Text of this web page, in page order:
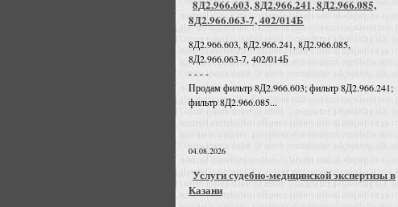
8Д2.966.603, 8Д2.966.241, 8Д2.966.085,
8Д2.966.063-7, 402/014Б
8Д2.966.603, 8Д2.966.241, 8Д2.966.085,
8Д2.966.063-7, 402/014Б
- - - -
Продам фильтр 8Д2.966.603; фильтр 8Д2.966.241;
фильтр 8Д2.966.085...
04.08.2026
Услуги судебно-медицинской экспертизы в
Казани